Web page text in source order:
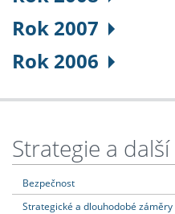
Rok 2007
Rok 2006
Strategie a
Bezpečnost
Strategické a dlouhodobé záměry